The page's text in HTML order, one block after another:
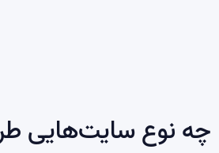
چه نوع سایت‌هایی